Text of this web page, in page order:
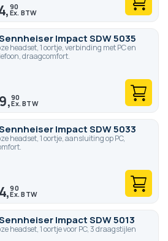
90
Impact SDW 5035
headset, 1 oortje, verbinding met PC en
draagcomfort.
90
Impact SDW 5033
headset, 1 oortje, aansluiting op PC,
90
Impact SDW 5013
headset, 1 oortje voor PC, 3 draagstijlen